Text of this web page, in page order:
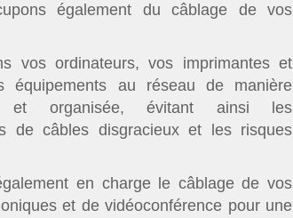
également du câblage de vos
vos ordinateurs, vos imprimantes et
équipements au réseau de manière
et organisée, évitant ainsi les
de câbles disgracieux et les risques
en charge le câblage de vos
et de vidéoconférence pour une